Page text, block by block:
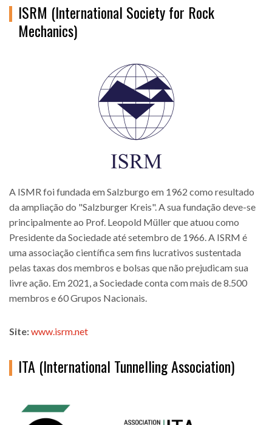
ISRM (International Society for Rock
Mechanics)
A ISMR foi fundada em Salzburgo em 1962 como resultado
da ampliação do "Salzburger Kreis". A sua fundação deve-se
principalmente ao Prof. Leopold Müller que atuou como
Presidente da Sociedade até setembro de 1966. A ISRM é
uma associação científica sem fins lucrativos sustentada
pelas taxas dos membros e bolsas que não prejudicam sua
livre ação. Em 2021, a Sociedade conta com mais de 8.500
membros e 60 Grupos Nacionais.
Site:www.isrm.net
ITA (International Tunnelling Association)